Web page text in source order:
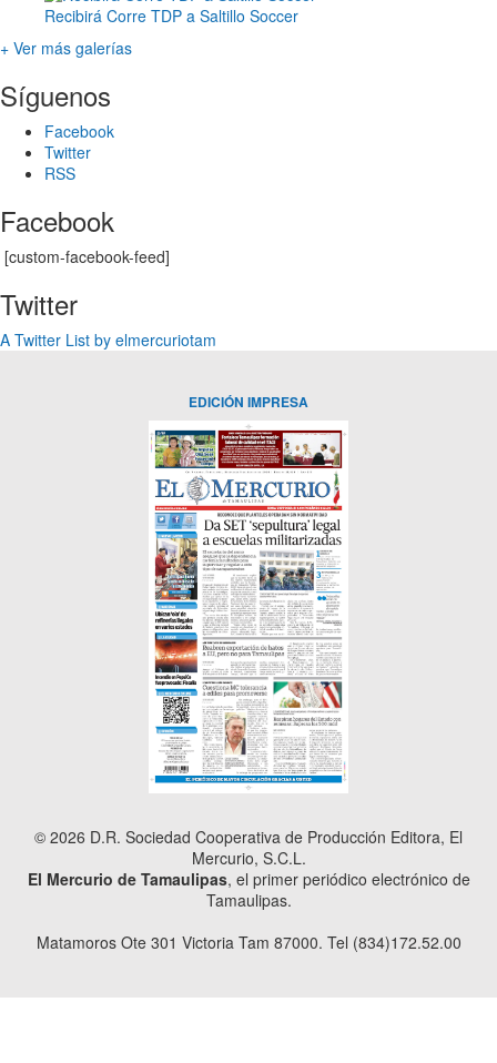
Recibirá Corre TDP a Saltillo Soccer
+ Ver más galerías
Síguenos
Facebook
Twitter
RSS
Facebook
[custom-facebook-feed]
Twitter
A Twitter List by elmercuriotam
EDICIÓN IMPRESA
© 2026 D.R. Sociedad Cooperativa de Producción Editora, El
Mercurio, S.C.L.
El Mercurio de Tamaulipas, el primer periódico electrónico de
Tamaulipas.
Matamoros Ote 301 Victoria Tam 87000. Tel (834)172.52.00